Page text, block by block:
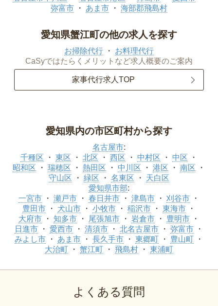
弥富市
あま市 海部郡飛島村
愛知県蟹江町の他の求人を探す
お掃除代行
お料理代行
CaSyではたらくメリットなど求人概要のご案内
家事代行求人TOP
愛知県内の市区町村から探す
名古屋市:
千種区
東区 北区 西区 中村区
中区
昭和区
瑞穂区 熱田区 中川区 港区
南区
守山区
緑区 名東区
天白区
愛知県市部:
一宮市
瀬戸市 春日井市 津島市
刈谷市
豊田市
犬山市 小牧市 稲沢市
東海市
大府市
知多市 尾張旭市 岩倉市
豊明市
日進市
愛西市 清須市 北名古屋市
弥富市
みよし市
あま市 長久手市 東郷町
豊山町
大治町
蟹江町 飛島村 東浦町
よくある質問